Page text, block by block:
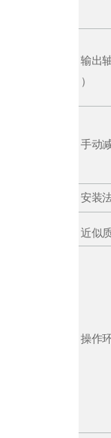
输出
）
手动
安装
近似
操作